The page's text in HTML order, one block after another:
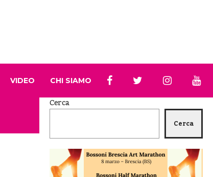
VIDEO CHI SIAMO
Cerca
Cerca